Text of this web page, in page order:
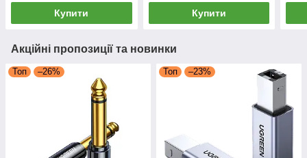
Купити Купити
Акційні пропозиції та новинки
Топ –26% Топ –23%